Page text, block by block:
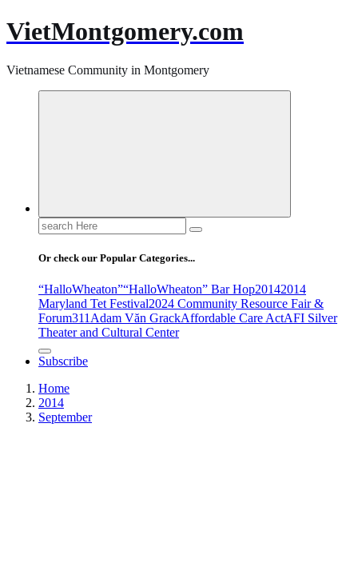
VietMontgomery.com
Vietnamese Community in Montgomery
Search
for:
Or check our Popular Categories...
“HalloWheaton”“HalloWheaton” Bar Hop20142014
Maryland Tet Festival2024 Community Resource Fair &
Forum311Adam Văn GrackAffordable Care ActAFI Silver
Theater and Cultural Center
Subscribe
Home
2014
September